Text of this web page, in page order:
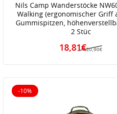
Nils Camp Wanderstöcke
Walking (ergonomischer Griff
Gummispitzen,
2 Stüc
20,90€
18,81€
-10%
10% reduziert